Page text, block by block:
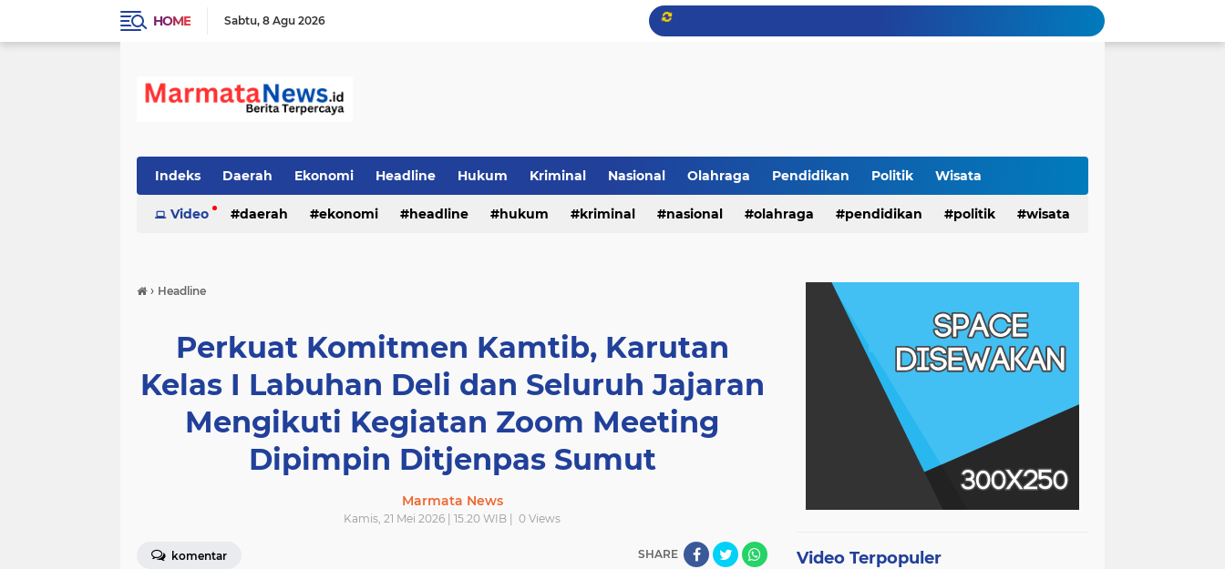
HOME Sabtu 8 Agu 2026
Indeks Daerah Ekonomi Headline Hukum Kriminal Nasional Olahraga Pendidikan Politik Wisata
Video daerah ekonomi headline hukum kriminal nasional olahraga pendidikan politik wisata
› Headline
Perkuat Komitmen Kamtib, Karutan
Kelas I Labuhan Deli dan Seluruh Jajaran
Mengikuti Kegiatan Zoom Meeting
Dipimpin Ditjenpas Sumut
Marmata News
Kamis, 21 Mei 2026 | 15.20 WIB | 0 Views
komentar SHARE Video Terpopuler